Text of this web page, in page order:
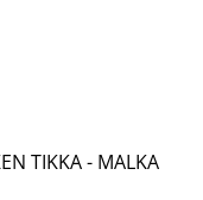
TIKKA - MALKA